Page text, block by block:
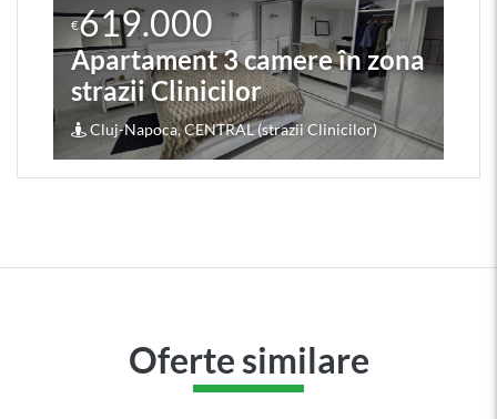
€619.000
Apartament 3 camere în zona
strazii Clinicilor
Cluj-Napoca, CENTRAL (strazii Clinicilor)
Oferte similare